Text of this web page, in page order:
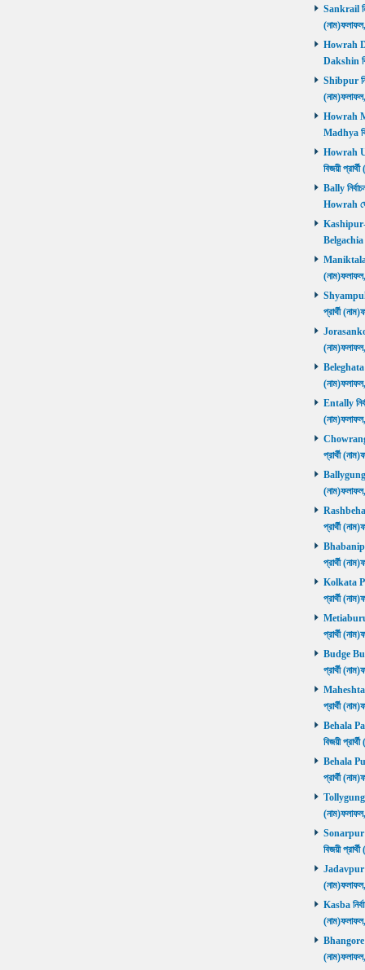
Sankrail
Howrah
Dakshin
Shibpur
Howrah
Madhya
Howrah
বিজয়ী
Bally
Howrah
Kashipur-
Belgachia
Maniktala
প্রার্থী
Jorasanko
Beleghata
Entally
প্রার্থী
Ballygunge
প্রার্থী
প্রার্থী
Kolkata
প্রার্থী
Metiaburuz
প্রার্থী
Budge
প্রার্থী
প্রার্থী
Behala
বিজয়ী
Behala
প্রার্থী
Tollygunge
Sonarpur
বিজয়ী
Jadavpur
Kasba
Bhangore